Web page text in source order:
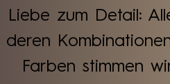
Liebe zum Detail:
deren
Farben stimmen